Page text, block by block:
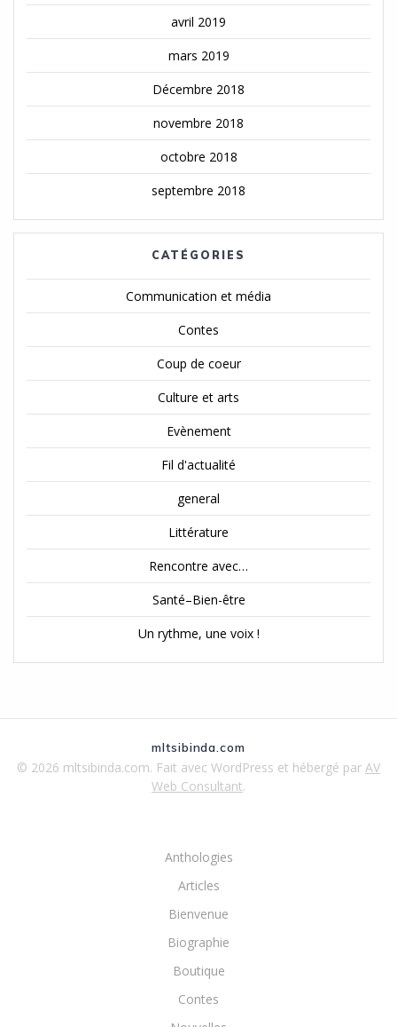
avril 2019
mars 2019
Décembre 2018
novembre 2018
octobre 2018
septembre 2018
CATÉGORIES
Communication et média
Contes
Coup de coeur
Culture et arts
Evènement
Fil d'actualité
general
Littérature
Rencontre avec…
Santé–Bien-être
Un rythme, une voix !
mltsibinda.com
© 2026 mltsibinda.com. Fait avec WordPress et hébergé par AV
Web Consultant.
Anthologies
Articles
Bienvenue
Biographie
Boutique
Contes